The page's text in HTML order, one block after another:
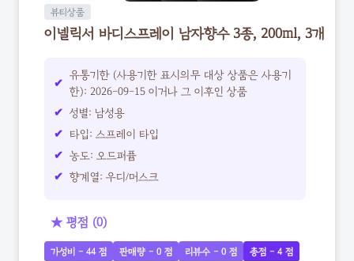
뷰티상품
이넬릭서 바디스프레이 남자향수 3종, 200ml, 3개
유통기한 (사용기한 표시의무 대상 상품은 사용기
한): 2026-09-15 이거나 그 이후인 상품
성별: 남성용
타입: 스프레이 타입
농도: 오드퍼퓸
향계열: 우디/머스크
★ 평점 (0)
가성비 - 44 점 판매량 - 0 점 리뷰수 - 0 점 총점 - 4 점